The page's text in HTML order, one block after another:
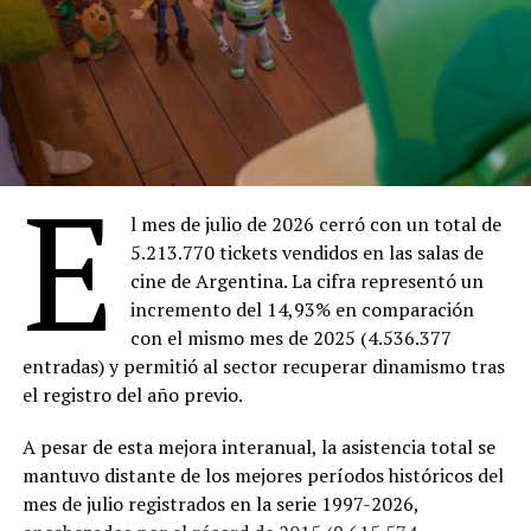
18:30 – Ahí donde no estás
(Entrada $4.000)
20:30 –
Facultad(Entrada gratuita)
Sábado 8
18:30 –
Ahí donde no estás(Entrada $4.000)
20:30 –
The Thing
(Entrada $4.000)
Domingo 9
18:00 –Ahí donde no estás(Entrada $4.000)
20:00 –Dios y el diablo en la tierra del solen 16
mm ($Entrada 4.000)
Lunes 10
18:30 –Ahí donde no estás (Entrada $4.000)
20:30 –Marcado para matar(Entrada gratuita)
18:30 –Ahí donde no estás(Entrada $4.000)
20:30 –Trilogy of Terror(Entrada $4.000)
Miércoles 12
E
l mes de julio de 2026 cerró con un total de
5.213.770 tickets vendidos en las salas de
cine de Argentina. La cifra representó un
incremento del 14,93% en comparación
con el mismo mes de 2025 (4.536.377
entradas) y permitió al sector recuperar dinamismo tras
el registro del año previo.
A pesar de esta mejora interanual, la asistencia total se
mantuvo distante de los mejores períodos históricos del
mes de julio registrados en la serie 1997-2026,